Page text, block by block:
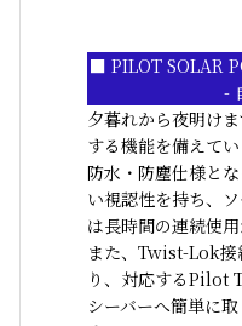
■ PILOT SOLAR
-
夕暮れから夜明け
する機能を備えてい
防水・防塵仕様と
い視認性を持ち、
は長時間の連続使用
また、Twist-Lok接
り、対応するPilot
シーバーへ簡単に